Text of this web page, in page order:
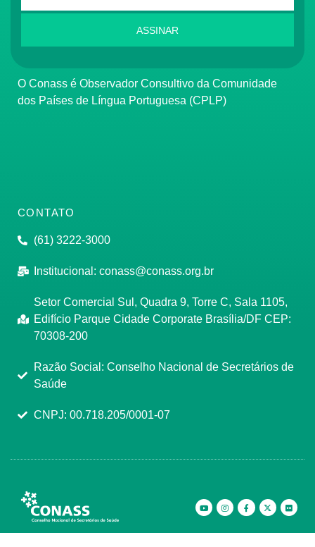
ASSINAR
O Conass é Observador Consultivo da Comunidade
dos Países de Língua Portuguesa (CPLP)
CONTATO
(61) 3222-3000
Institucional: conass@conass.org.br
Setor Comercial Sul, Quadra 9, Torre C, Sala 1105,
Edifício Parque Cidade Corporate Brasília/DF CEP:
70308-200
Razão Social: Conselho Nacional de Secretários de
Saúde
CNPJ: 00.718.205/0001-07